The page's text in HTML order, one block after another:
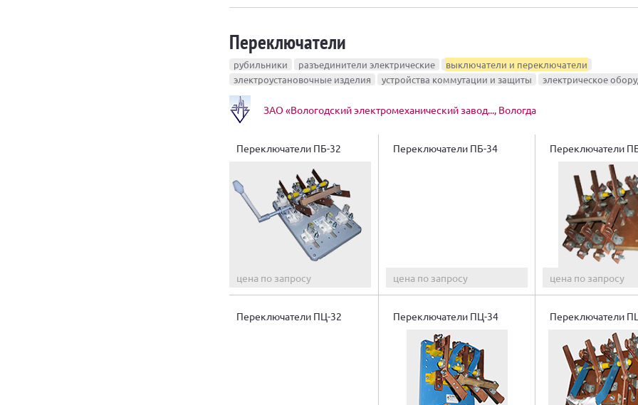
Переключатели
рубильники разъединители электрические
выключатели и переключатели
электроустановочные изделия
устройства коммутации и защиты электрическое
ЗАО «Вологодский электромеханический завод..., Вологда
Переключатели ПБ-32
цена по запросу
Переключатели ПБ-34
цена по запросу
Переключатели
цена по запросу
Переключатели ПЦ-32 Переключатели ПЦ-34 Переключатели